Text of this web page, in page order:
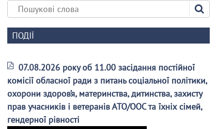
ПОДІЇ
07.08.2026 року об 11.00 засідання постійної
комісії обласної ради з питань соціальної політики,
охорони здоров’я, материнства, дитинства, захисту
прав учасників і ветеранів АТО/ООС та їхніх сімей,
гендерної рівності